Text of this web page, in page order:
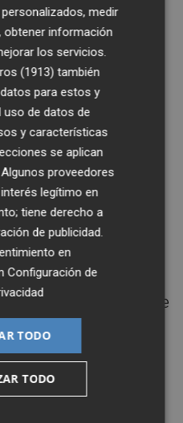
que en Espaitec
son
viendo en el
Social una cierta
énfasis en la
a las niñas
en las titulaciones
Gómez recalcó el
“con un 40% de
la actualidad, en
es del 30%, lo que
de startups
muy lejos de la
llegar a ese
da en las
en este punto
los 11 años no ha
STEAM es
que se necesita
medir
obtener información
los servicios.
(1913) también
para estos y
uso de datos de
y características
se aplican
proveedores
legítimo en
tiene derecho a
de publicidad
en
Configuración de
TODO
TODO